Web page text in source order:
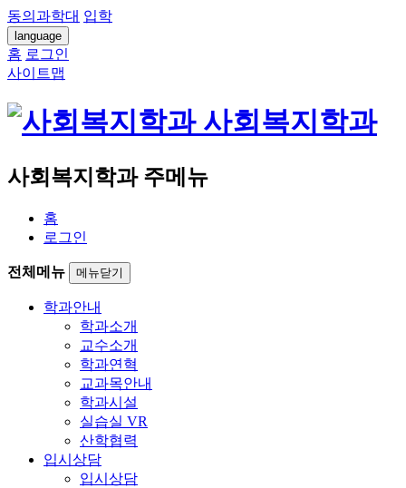
동의과학대 입학
language
홈 로그인
사이트맵
사회복지학과
사회복지학과 주메뉴
홈
로그인
전체메뉴 메뉴닫기
학과안내
학과소개
교수소개
학과연혁
교과목안내
학과시설
실습실 VR
산학협력
입시상담
입시상담